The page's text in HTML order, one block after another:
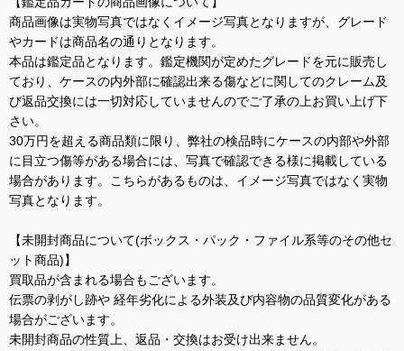
商品画像は実物写真ではなくイメージ写真となりますが、グレード
やカードは商品名の通りとなります。
本品は鑑定品となります。鑑定機関が定めたグレードを元に販売し
ており、ケースの内外部に確認出来る傷などに関してのクレーム及
び返品交換には一切対応していませんのでご了承の上お買い上げ下
さい。
30万円を超える商品類に限り、弊社の検品時にケースの内部や外部
に目立つ傷等がある場合には、写真で確認できる様に掲載している
場合があります。こちらがあるものは、イメージ写真ではなく実物
写真となります。
【未開封商品について(ボックス・パック・ファイル系等のその他セ
ット商品)】
買取品が含まれる場合もございます。
伝票の剥がし跡や 経年劣化による外装及び内容物の品質変化がある
場合がございます。
未開封商品の性質上、返品・交換はお受け出来ません。